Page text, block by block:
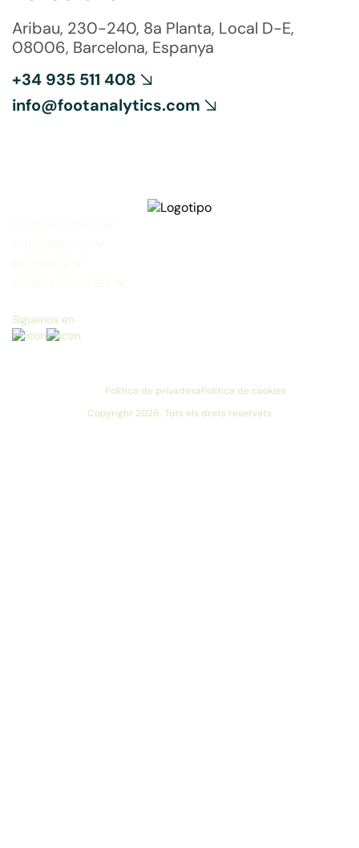
Aribau, 230-240, 8a Planta, Local D-E,
08006, Barcelona, Espanya
+34 935 511 408
info@footanalytics.com
Síguenos en
Copyright 2026. Tots els drets reservats
Política de privadesaPolítica de cookies